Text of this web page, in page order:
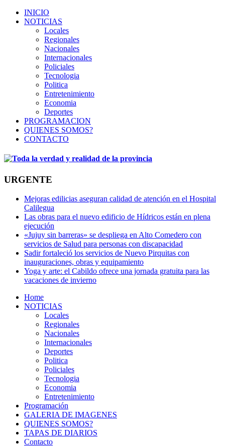
INICIO
NOTICIAS
Locales
Regionales
Nacionales
Internacionales
Policiales
Tecnologia
Politica
Entretenimiento
Economia
Deportes
PROGRAMACION
QUIENES SOMOS?
CONTACTO
URGENTE
Mejoras edilicias aseguran calidad de atención en el Hospital
Calilegua
Las obras para el nuevo edificio de Hídricos están en plena
ejecución
«Jujuy sin barreras» se despliega en Alto Comedero con
servicios de Salud para personas con discapacidad
Sadir fortaleció los servicios de Nuevo Pirquitas con
inauguraciones, obras y equipamiento
Yoga y arte: el Cabildo ofrece una jornada gratuita para las
vacaciones de invierno
Home
NOTICIAS
Locales
Regionales
Nacionales
Internacionales
Deportes
Politica
Policiales
Tecnologia
Economia
Entretenimiento
Programación
GALERIA DE IMAGENES
QUIENES SOMOS?
TAPAS DE DIARIOS
Contacto